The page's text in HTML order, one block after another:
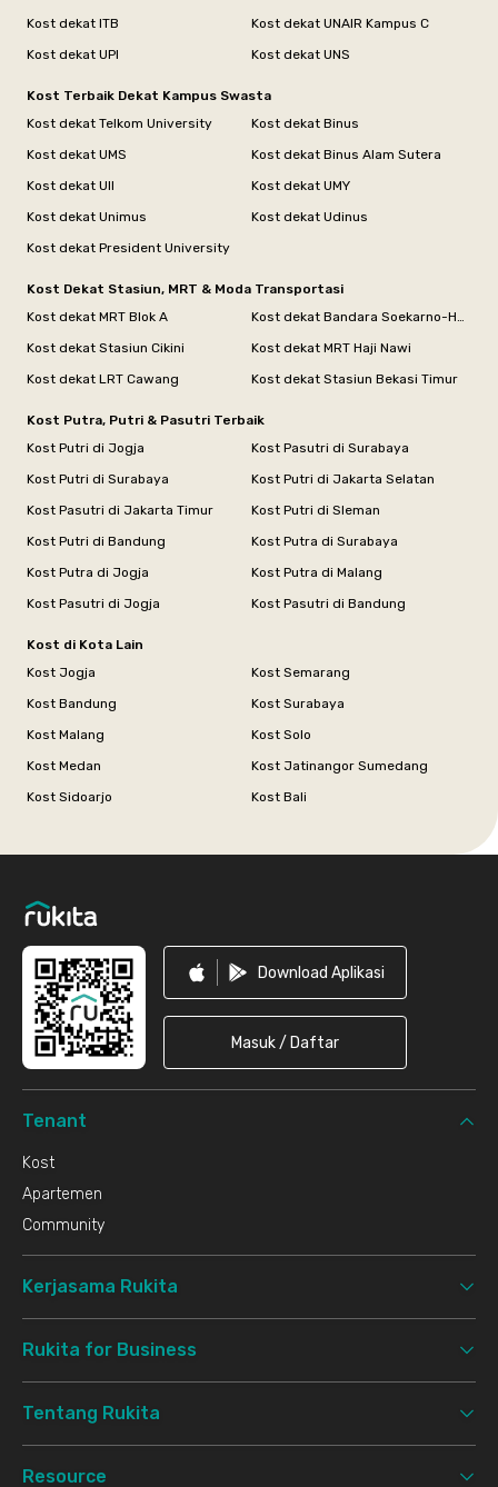
Kost dekat ITB
Kost dekat UNAIR Kampus C
Kost dekat UPI
Kost dekat UNS
Kost Terbaik Dekat Kampus Swasta
Kost dekat Telkom University
Kost dekat Binus
Kost dekat UMS
Kost dekat Binus Alam Sutera
Kost dekat UII
Kost dekat UMY
Kost dekat Unimus
Kost dekat Udinus
Kost dekat President University
Kost Dekat Stasiun, MRT & Moda Transportasi
Kost dekat MRT Blok A
Kost dekat Bandara Soekarno-Hatta
Kost dekat Stasiun Cikini
Kost dekat MRT Haji Nawi
Kost dekat LRT Cawang
Kost dekat Stasiun Bekasi Timur
Kost Putra, Putri & Pasutri Terbaik
Kost Putri di Jogja
Kost Pasutri di Surabaya
Kost Putri di Surabaya
Kost Putri di Jakarta Selatan
Kost Pasutri di Jakarta Timur
Kost Putri di Sleman
Kost Putri di Bandung
Kost Putra di Surabaya
Kost Putra di Jogja
Kost Putra di Malang
Kost Pasutri di Jogja
Kost Pasutri di Bandung
Kost di Kota Lain
Kost Jogja
Kost Semarang
Kost Bandung
Kost Surabaya
Kost Malang
Kost Solo
Kost Medan
Kost Jatinangor Sumedang
Kost Sidoarjo
Kost Bali
Download Aplikasi
Masuk / Daftar
Tenant
Kost
Apartemen
Community
Kerjasama Rukita
Rukita for Business
Tentang Rukita
Resource